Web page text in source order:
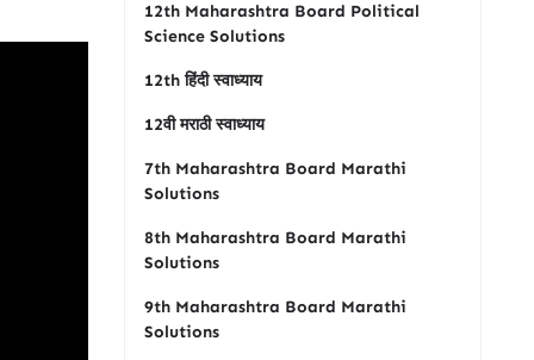
12th Maharashtra Board Political
Science Solutions
12th हिंदी स्वाध्याय
12वी मराठी स्वाध्याय
7th Maharashtra Board Marathi
Solutions
8th Maharashtra Board Marathi
Solutions
9th Maharashtra Board Marathi
Solutions